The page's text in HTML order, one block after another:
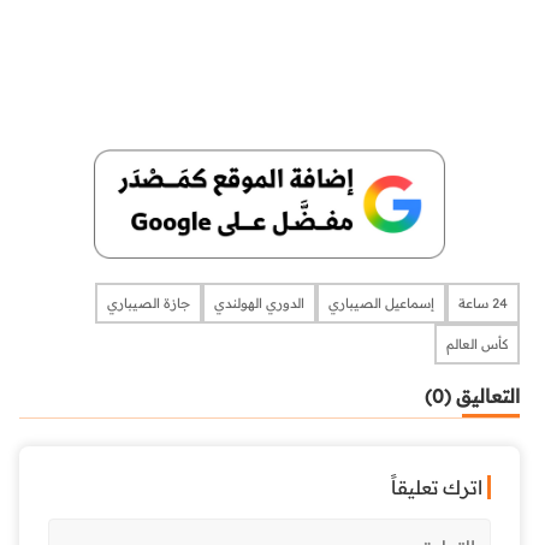
24 ساعة إسماعيل الصيباري الدوري الهولندي جازة الصيباري
كأس العالم
التعاليق (0)
اترك تعليقاً